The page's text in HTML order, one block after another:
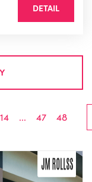
DETAIL
14 ... 47 48